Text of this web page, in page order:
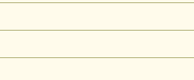
罪悪感や固定観念が身体意識